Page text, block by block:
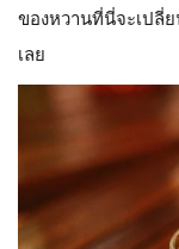
ของหวานที่นี่จะเปลี่
เลย